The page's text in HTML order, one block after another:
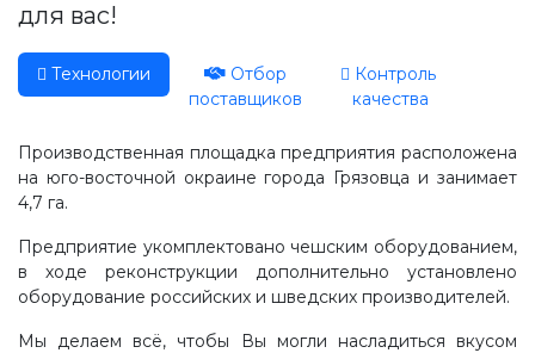
для вас!
Технологии
Отбор
поставщиков
Контроль
качества
Производственная площадка предприятия расположена
на юго-восточной окраине города Грязовца и занимает
4,7 га.
Предприятие укомплектовано чешским оборудованием,
в ходе реконструкции дополнительно установлено
оборудование российских и шведских производителей.
Мы делаем всё, чтобы Вы могли насладиться вкусом